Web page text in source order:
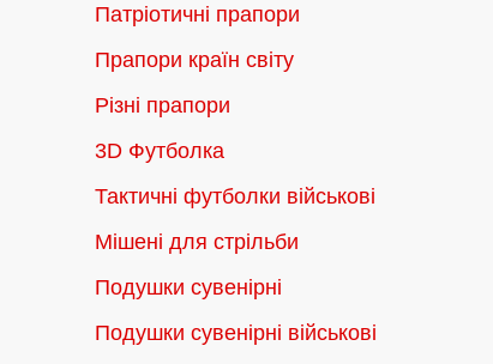
Патріотичні прапори
Прапори країн світу
Різні прапори
3D Футболка
Тактичні футболки військові
Мішені для стрільби
Подушки сувенірні
Подушки сувенірні військові